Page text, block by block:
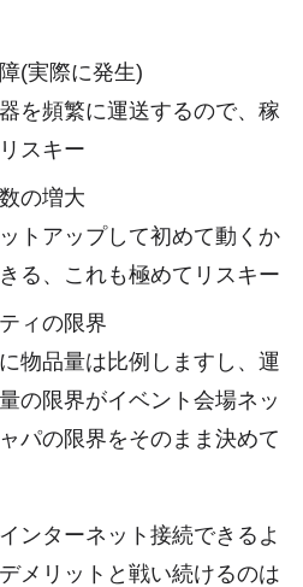
(実際に発生)
を頻繁に運送するので、稼
スキー
の増大
トアップして初めて動くか
る、これも極めてリスキー
ィの限界
物品量は比例しますし、運
の限界がイベント会場ネッ
パの限界をそのまま決めて
ンターネット接続できるよ
メリットと戦い続けるのは